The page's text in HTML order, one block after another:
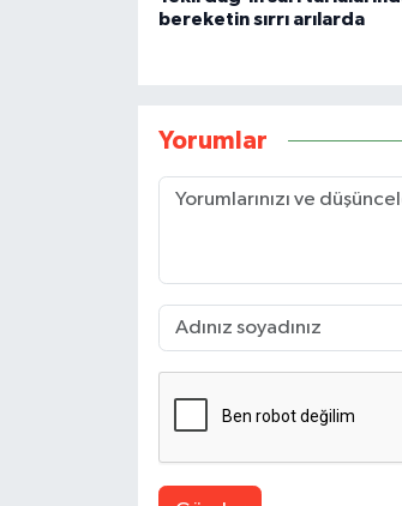
bereketin sırrı arılarda
Yorumlar